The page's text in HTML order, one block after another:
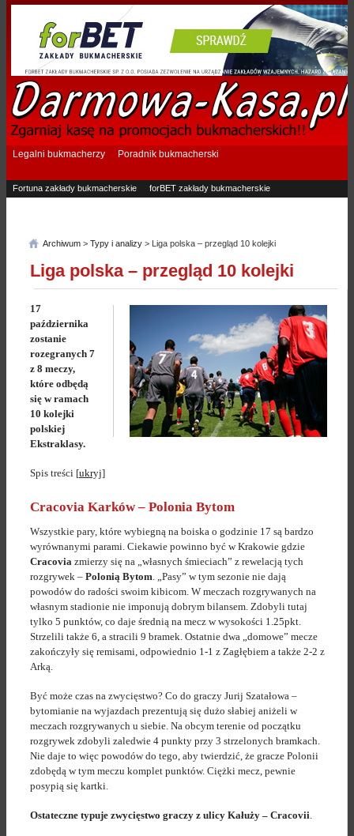
Legalni bukmacherzy Poradnik bukmacherski
Fortuna zakłady bukmacherskie
forBET zakłady bukmacherskie
Archiwum > Typy i analizy > Liga polska – przegląd 10 kolejki
Liga polska – przegląd 10 kolejki
17
października
zostanie
rozegranych 7
z 8 meczy,
które odbędą
się w ramach
10 kolejki
polskiej
Ekstraklasy.
Spis treści [ukryj]
Cracovia Karków – Polonia Bytom
Wszystkie pary, które wybiegną na boiska o godzinie 17 są bardzo
wyrównanymi parami. Ciekawie powinno być w Krakowie gdzie
Cracovia zmierzy się na „własnych śmieciach” z rewelacją tych
rozgrywek – Polonią Bytom. „Pasy” w tym sezonie nie dają
powodów do radości swoim kibicom. W meczach rozgrywanych na
własnym stadionie nie imponują dobrym bilansem. Zdobyli tutaj
tylko 5 punktów, co daje średnią na mecz w wysokości 1.25pkt.
Strzelili także 6, a stracili 9 bramek. Ostatnie dwa „domowe” mecze
zakończyły się remisami, odpowiednio 1-1 z Zagłębiem a także 2-2 z
Arką.
Być może czas na zwycięstwo? Co do graczy Jurij Szatałowa –
bytomianie na wyjazdach prezentują się dużo słabiej aniżeli w
meczach rozgrywanych u siebie. Na obcym terenie od początku
rozgrywek zdobyli zaledwie 4 punkty przy 3 strzelonych bramkach.
Nie daje to więc powodów do tego, aby twierdzić, że gracze Polonii
zdobędą w tym meczu komplet punktów. Ciężki mecz, pewnie
posypią się kartki.
Ostateczne typuje zwycięstwo graczy z ulicy Kałuży – Cracovii.